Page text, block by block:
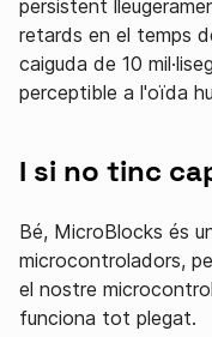
persistent
retards en el temps
caiguda de 10
perceptible a l'oïda
I si no tinc
Bé, MicroBlocks és
microcontroladors,
el nostre
funciona tot plegat.